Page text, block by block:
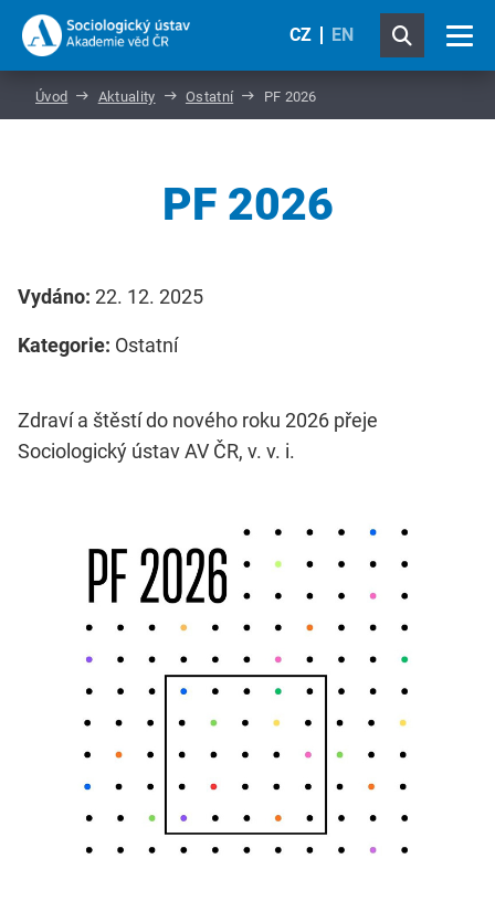
CZ EN
Úvod Aktuality Ostatní PF 2026
PF 2026
Vydáno: 22. 12. 2025
Kategorie: Ostatní
Zdraví a štěstí do nového roku 2026 přeje
Sociologický ústav AV ČR, v. v. i.